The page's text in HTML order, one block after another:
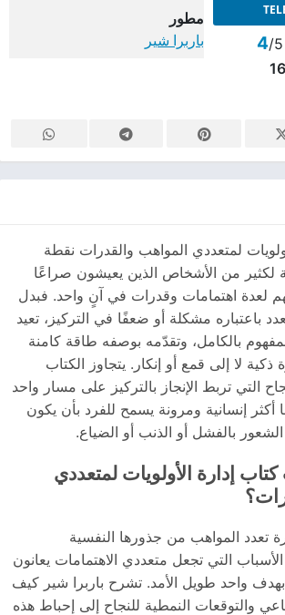
4/5
16
مطور
باربرا شير
لمتعددي المواهب والقدرات نقطة
لكثير من الأشخاص الذين يعيشون صراعًا
لعدة اهتمامات وقدرات في آنٍ واحد. فبدل
باعتباره مشكلة أو ضعفًا في التركيز، تعيد
بالكامل، وتقدّمه بوصفه طاقة كامنة
ذكية لا إلى قمع أو إنكار. يتجاوز الكتاب
التي تربط الإنجاز بالتركيز على مسار واحد
إنسانية ومرونة يسمح للفرد بأن يكون
بالفشل أو الذنب أو الضياع.
إدارة الأولويات لمتعددي
تعدد المواهب من جذورها النفسية
التي تجعل متعددي الاهتمامات يعانون
بهدف واحد طويل الأمد. تشرح باربرا شير كيف
والتوقعات النمطية للنجاح إلى إحباط هذه